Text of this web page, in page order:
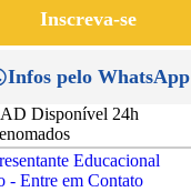
Inscreva-se
Infos pelo WhatsApp
Disponível 24h
Educacional
- Entre em Contato